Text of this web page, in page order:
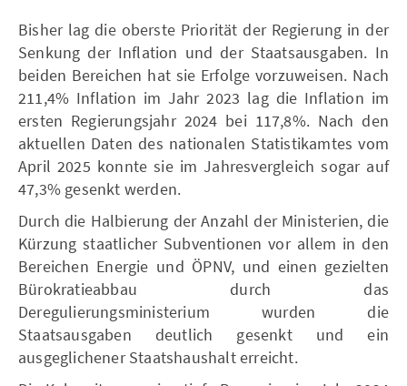
Bisher lag die oberste Priorität der Regierung in der
Senkung der Inflation und der Staatsausgaben. In
beiden Bereichen hat sie Erfolge vorzuweisen. Nach
211,4% Inflation im Jahr 2023 lag die Inflation im
ersten Regierungsjahr 2024 bei 117,8%. Nach den
aktuellen Daten des nationalen Statistikamtes vom
April 2025 konnte sie im Jahresvergleich sogar auf
47,3% gesenkt werden.
Durch die Halbierung der Anzahl der Ministerien, die
Kürzung staatlicher Subventionen vor allem in den
Bereichen Energie und ÖPNV, und einen gezielten
Bürokratieabbau durch das
Deregulierungsministerium wurden die
Staatsausgaben deutlich gesenkt und ein
ausgeglichener Staatshaushalt erreicht.